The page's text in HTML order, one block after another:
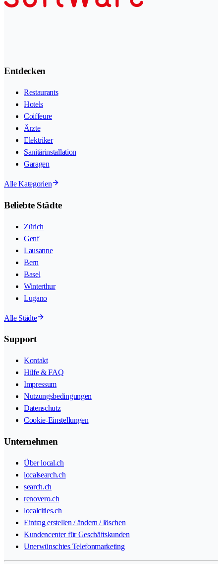
Entdecken
Restaurants
Hotels
Coiffeure
Ärzte
Elektriker
Sanitärinstallation
Garagen
Alle Kategorien
Beliebte Städte
Zürich
Genf
Lausanne
Bern
Basel
Winterthur
Lugano
Alle Städte
Support
Kontakt
Hilfe & FAQ
Impressum
Nutzungsbedingungen
Datenschutz
Cookie-Einstellungen
Unternehmen
Über local.ch
localsearch.ch
search.ch
renovero.ch
localcities.ch
Eintrag erstellen / ändern / löschen
Kundencenter für Geschäftskunden
Unerwünschtes Telefonmarketing